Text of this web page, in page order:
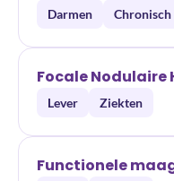
Darmen Chronisch
Focale Nodulaire
Lever Ziekten
Functionele